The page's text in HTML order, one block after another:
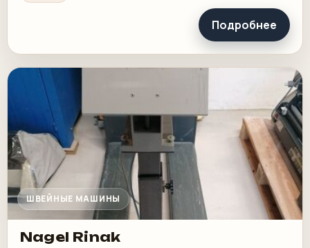
Подробнее
ШВЕЙНЫЕ МАШИНЫ
Nagel Rinak